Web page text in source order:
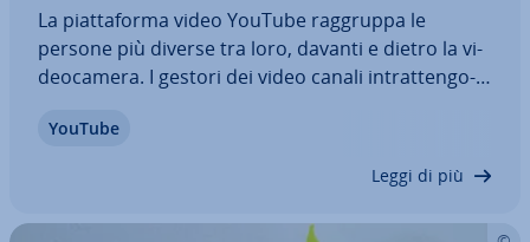
La piat­ta­for­ma video YouTube raggruppa le
persone più diverse tra loro, davanti e dietro la vi­
deo­ca­me­ra. I gestori dei video canali in­trat­ten­go­
ma solo pochi di loro hanno fatto della pro­du­zio­ne
YouTube
Leggi di più